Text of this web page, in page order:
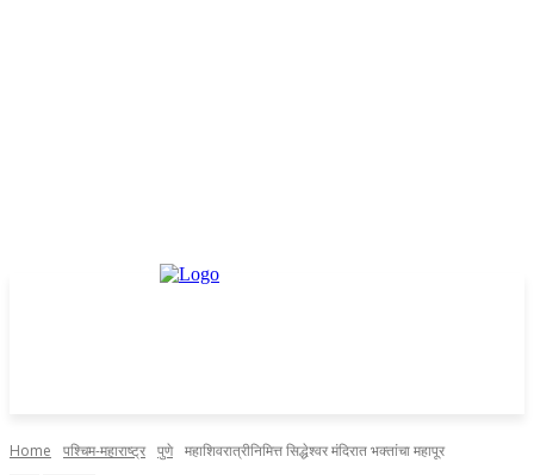
Home पश्चिम-महाराष्ट्र पुणे महाशिवरात्रीनिमित्त सिद्धेश्वर मंदिरात भक्तांचा महापूर